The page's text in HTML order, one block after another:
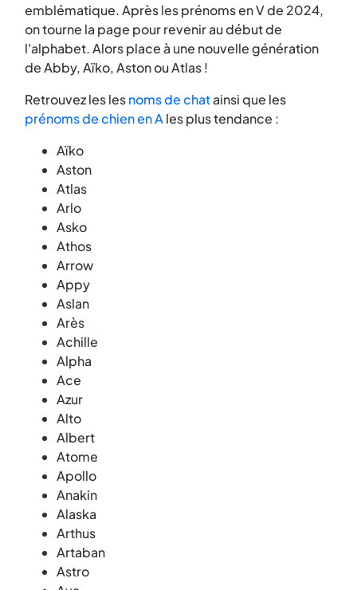
emblématique. Après les prénoms en V de 2024,
on tourne la page pour revenir au début de
l'alphabet. Alors place à une nouvelle génération
de Abby, Aïko, Aston ou Atlas !
Retrouvez les lesnoms de chatainsi que les
prénoms de chien en A les plus tendance :
Aïko
Aston
Atlas
Arlo
Asko
Athos
Arrow
Appy
Aslan
Arès
Achille
Alpha
Ace
Azur
Alto
Albert
Atome
Apollo
Anakin
Alaska
Arthus
Artaban
Astro